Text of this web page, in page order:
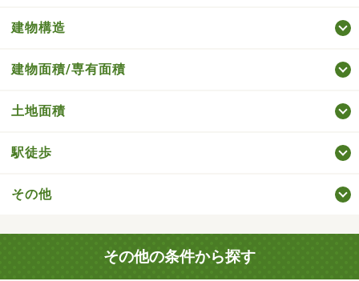
建物構造
建物面積/専有面積
土地面積
駅徒歩
その他
その他の条件から探す